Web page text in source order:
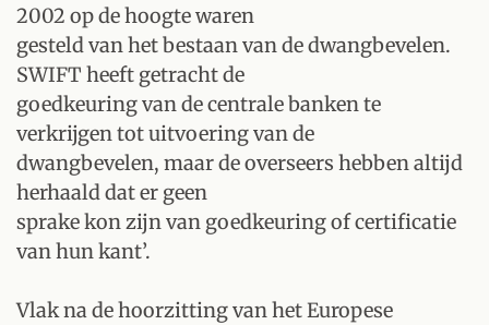
2002 op de hoogte waren
gesteld van het bestaan van de dwangbevelen.
SWIFT heeft getracht de
goedkeuring van de centrale banken te
verkrijgen tot uitvoering van de
dwangbevelen, maar de overseers hebben altijd
herhaald dat er geen
sprake kon zijn van goedkeuring of certificatie
van hun kant’.
Vlak na de hoorzitting van het Europese